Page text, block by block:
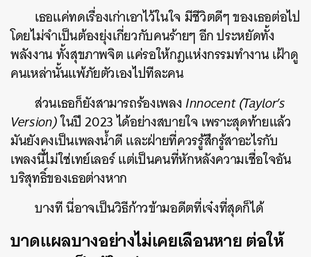
เธอแค่ทดเรื่องเก่าเอาไว้ในใจ มีชีวิตดีๆ ของเธอต่อไป
โดยไม่จำเป็นต้องยุ่งเกี่ยวกับคนร้ายๆ อีก ประหยัดทั้ง
พลังงาน ทั้งสุขภาพจิต แค่รอให้กฎแห่งกรรมทำงาน เฝ้าดู
คนเหล่านั้นแพ้ภัยตัวเองไปทีละคน
ส่วนเธอก็ยังสามารถร้องเพลงInnocent (Taylor’s
Version)ในปี 2023 ได้อย่างสบายใจ เพราะสุดท้ายแล้ว
มันยังคงเป็นเพลงน้ำดี และฝ่ายที่ควรรู้สึกรู้สาอะไรกับ
เพลงนี้ไม่ใช่เทย์เลอร์ แต่เป็นคนที่หักหลังความเชื่อใจอัน
บริสุทธิ์ของเธอต่างหาก
บางที นี่อาจเป็นวิธีก้าวข้ามอดีตที่เจ๋งที่สุดก็ได้
บาดแผลบางอย่างไม่เคยเลือนหาย ต่อให้